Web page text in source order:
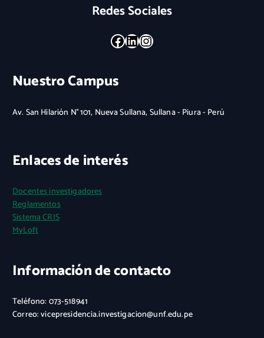
Redes Sociales
Facebook LinkedIn Instagram
Nuestro Campus
Av. San Hilarión N° 101, Nueva Sullana, Sullana - Piura - Perú
Enlaces de interés
Docentes investigadores
Reglamentos
Sistema CRIS
MyLoft
Información de contacto
Teléfono: 073-518941
Correo: vicepresidencia.investigacion@unf.edu.pe